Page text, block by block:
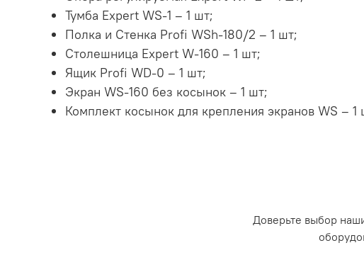
Тумба Expert WS-1 – 1 шт;
Полка и Стенка Profi WSh-180/2 – 1 шт;
Столешница Expert W-160 – 1 шт;
Ящик Profi WD-0 – 1 шт;
Экран WS-160 без косынок – 1 шт;
Комплект косынок для крепления экранов WS – 1
Доверьте выбор